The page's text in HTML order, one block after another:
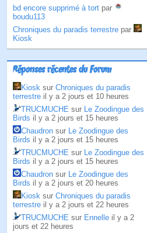
bd encore supprimé à tort par
boudu113
Chroniques du paradis terrestre par
Kiosk
Réponses récentes du Forum
Kiosk sur Chroniques du paradis
terrestre il y a 2 jours et 10 heures
TRUCMUCHE sur Le Zoodingue des
Birds il y a 2 jours et 15 heures
Chaudron sur Le Zoodingue des
Birds il y a 2 jours et 15 heures
TRUCMUCHE sur Le Zoodingue des
Birds il y a 2 jours et 15 heures
Chaudron sur Le Zoodingue des
Birds il y a 2 jours et 20 heures
Kiosk sur Chroniques du paradis
terrestre il y a 2 jours et 22 heures
TRUCMUCHE sur Ennelle il y a 2
jours et 22 heures